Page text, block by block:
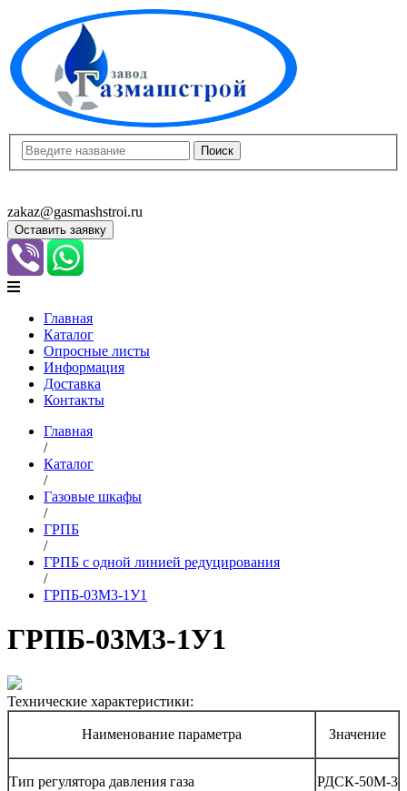
zakaz@gasmashstroi.ru
Оставить заявку
Главная
Каталог
Опросные листы
Информация
Доставка
Контакты
Главная
/
Каталог
/
Газовые шкафы
/
ГРПБ
/
ГРПБ с одной линией редуцирования
/
ГРПБ-03М3-1У1
ГРПБ-03М3-1У1
Технические характеристики:
Наименование параметра Значение
Тип регулятора давления газа РДСК-50М-3